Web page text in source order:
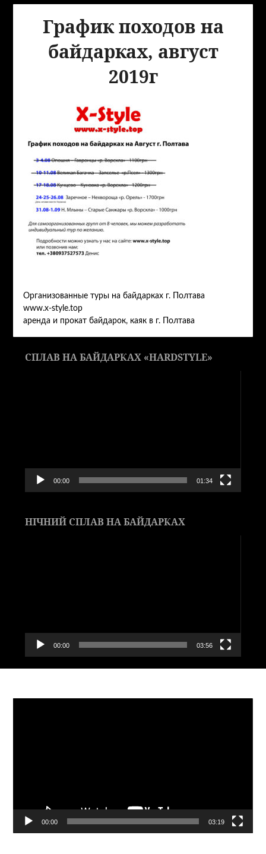
График походов на
байдарках, август
2019г
Организованные туры на байдарках г. Полтава
www.x-style.top
аренда и прокат байдарок, каяк в г. Полтава
СПЛАВ НА БАЙДАРКАХ «HARDSTYLE»
00:00 01:34
НІЧНИЙ СПЛАВ НА БАЙДАРКАХ
00:00 03:56
00:00 03:19